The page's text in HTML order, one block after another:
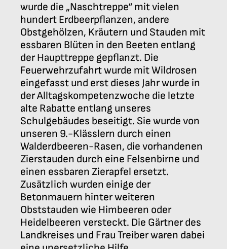
wurde die „Naschtreppe“ mit vielen
hundert Erdbeerpflanzen, andere
Obstgehölzen, Kräutern und Stauden mit
essbaren Blüten in den Beeten entlang
der Haupttreppe gepflanzt. Die
Feuerwehrzufahrt wurde mit Wildrosen
eingefasst und erst dieses Jahr wurde in
der Alltagskompetenzwoche die letzte
alte Rabatte entlang unseres
Schulgebäudes beseitigt. Sie wurde von
unseren 9.-Klässlern durch einen
Walderdbeeren-Rasen, die vorhandenen
Zierstauden durch eine Felsenbirne und
einen essbaren Zierapfel ersetzt.
Zusätzlich wurden einige der
Betonmauern hinter weiteren
Obststauden wie Himbeeren oder
Heidelbeeren versteckt. Die Gärtner des
Landkreises und Frau Treiber waren dabei